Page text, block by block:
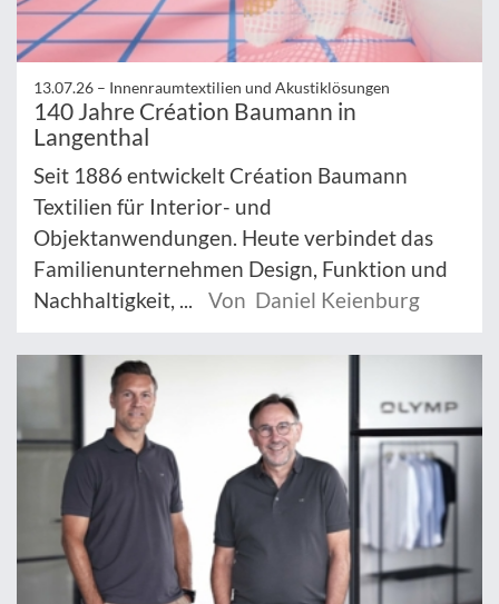
13.07.26 – Innenraumtextilien und Akustiklösungen
140 Jahre Création Baumann in
Langenthal
Seit 1886 entwickelt Création Baumann
Textilien für Interior- und
Objektanwendungen. Heute verbindet das
Familienunternehmen Design, Funktion und
Nachhaltigkeit, ...
Von Daniel Keienburg